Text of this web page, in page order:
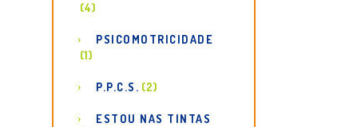
(4)
PSICOMOTRICIDADE
(1)
P.P.C.S. (2)
ESTOU NAS TINTAS